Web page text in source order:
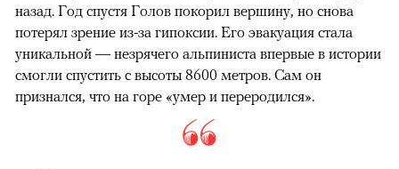
назад. Год спустя Голов покорил вершину, но снова
потерял зрение из-за гипоксии. Его эвакуация стала
уникальной — незрячего альпиниста впервые в истории
смогли спустить с высоты 8600 метров. Сам он
признался, что на горе «умер и переродился».